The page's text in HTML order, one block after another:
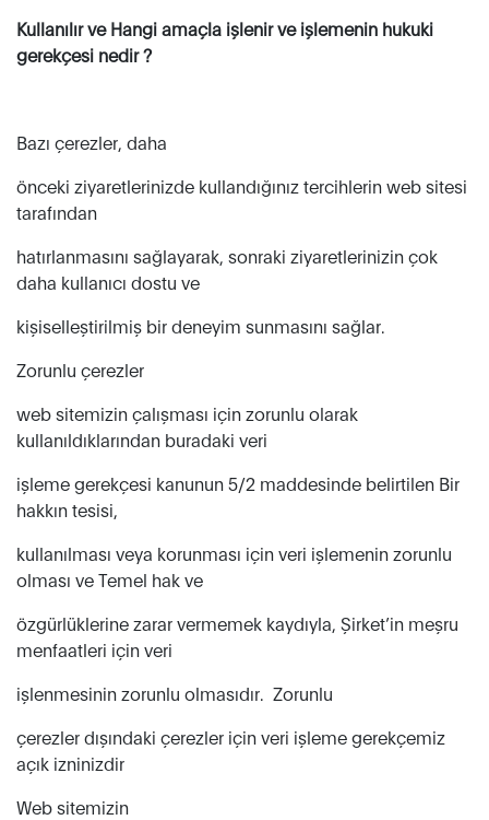
Kullanılır ve Hangi amaçla işlenir ve işlemenin hukuki
gerekçesi nedir ?
Bazı çerezler, daha
önceki ziyaretlerinizde kullandığınız tercihlerin web sitesi
tarafından
hatırlanmasını sağlayarak, sonraki ziyaretlerinizin çok
daha kullanıcı dostu ve
kişiselleştirilmiş bir deneyim sunmasını sağlar.
Zorunlu çerezler
web sitemizin çalışması için zorunlu olarak
kullanıldıklarından buradaki veri
işleme gerekçesi kanunun 5/2 maddesinde belirtilen Bir
hakkın tesisi,
kullanılması veya korunması için veri işlemenin zorunlu
olması ve Temel hak ve
özgürlüklerine zarar vermemek kaydıyla, Şirket’in meşru
menfaatleri için veri
işlenmesinin zorunlu olmasıdır. Zorunlu
çerezler dışındaki çerezler için veri işleme gerekçemiz
açık izninizdir
Web sitemizin